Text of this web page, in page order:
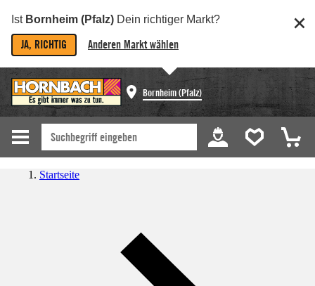
Ist Bornheim (Pfalz) Dein richtiger Markt?
JA, RICHTIG Anderen Markt wählen
Bornheim (Pfalz)
Startseite